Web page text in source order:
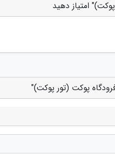
امتیاز دهید
پوکت (تور پوکت)"